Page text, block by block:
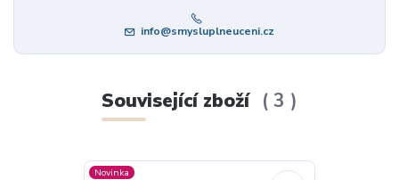
info@smysluplneuceni.cz
Související zboží 3
Novinka